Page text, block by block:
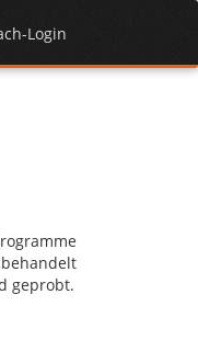
Login
geprobt.